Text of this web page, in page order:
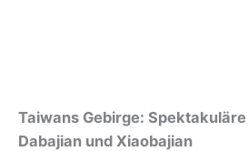
Taiwans Gebirge:
Dabajian und Xiaobajian